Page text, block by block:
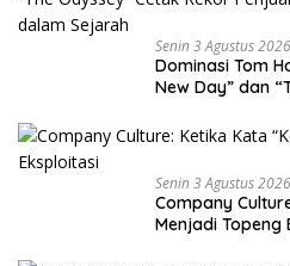
Senin 3 Agustus 2026
Dominasi Tom
New Day” dan
Sejarah
Senin 3 Agustus 2026
Company
Menjadi Topeng